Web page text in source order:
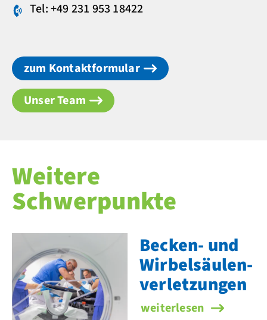
Tel: +49 231 953 18422
zum Kontaktformular
Unser Team
Weitere
Schwerpunkte
Becken- und
Wirbel­säulen­
verletzungen
Becken- und
weiterlesen